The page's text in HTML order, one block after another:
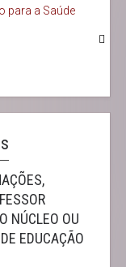
para a Saúde
NÚCLEO OU
EDUCAÇÃO